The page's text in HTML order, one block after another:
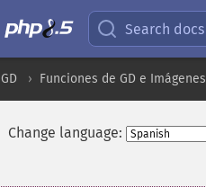
Search docs
GD Funciones de GD e Imágenes
Change language: